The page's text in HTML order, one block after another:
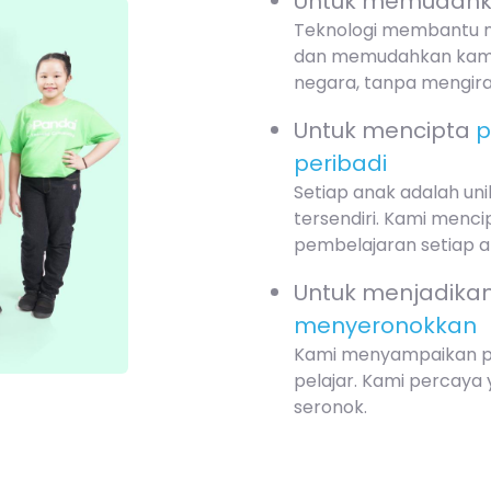
Teknologi membantu
dan memudahkan
negara, tanpa
Untuk mencipta
peribadi
Setiap anak adalah
tersendiri. Kami
pembelajaran setiap
Untuk
menyeronokkan
Kami menyampaikan
pelajar. Kami
seronok.